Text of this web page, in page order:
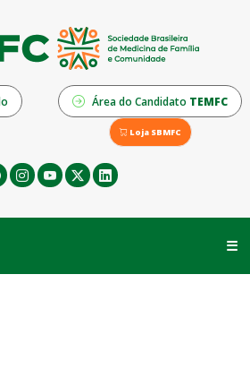
Área do Candidato TEMFC
Loja SBMFC
☰